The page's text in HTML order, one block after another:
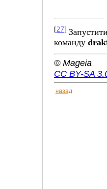
[27]
команду
© Mageia
CC BY-SA
назад